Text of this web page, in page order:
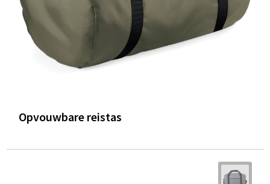
Opvouwbare reistas